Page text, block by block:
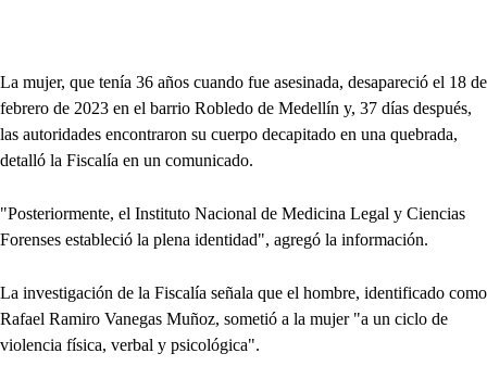
La mujer, que tenía 36 años cuando fue asesinada, desapareció el 18 de
febrero de 2023 en el barrio Robledo de Medellín y, 37 días después,
las autoridades encontraron su cuerpo decapitado en una quebrada,
detalló la Fiscalía en un comunicado.
"Posteriormente, el Instituto Nacional de Medicina Legal y Ciencias
Forenses estableció la plena identidad", agregó la información.
La investigación de la Fiscalía señala que el hombre, identificado como
Rafael Ramiro Vanegas Muñoz, sometió a la mujer "a un ciclo de
violencia física, verbal y psicológica".